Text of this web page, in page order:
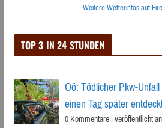
Weitere Wetterinfos auf
TOP 3 IN 24 STUNDEN
Oö: Tödlicher Pkw-
einen Tag später
0 Kommentare|veröffentlicht